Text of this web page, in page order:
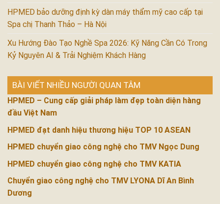
HPMED bảo dưỡng định kỳ dàn máy thẩm mỹ cao cấp tại
Spa chị Thanh Thảo – Hà Nội
Xu Hướng Đào Tạo Nghề Spa 2026: Kỹ Năng Cần Có Trong
Kỷ Nguyên AI & Trải Nghiệm Khách Hàng
BÀI VIẾT NHIỀU NGƯỜI QUAN TÂM
HPMED – Cung cấp giải pháp làm đẹp toàn diện hàng
đầu Việt Nam
HPMED đạt danh hiệu thương hiệu TOP 10 ASEAN
HPMED chuyển giao công nghệ cho TMV Ngọc Dung
HPMED chuyển giao công nghệ cho TMV KATIA
Chuyển giao công nghệ cho TMV LYONA Dĩ An Bình
Dương